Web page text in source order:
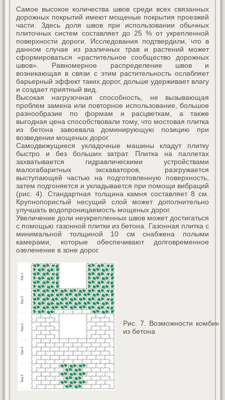
Самое высокое количества швов среди всех связанных
дорожных покрытий имеют мощеные покрытия проезжей
части. Здесь доля швов при использовании обычных
плиточных систем составляет до 25 % от укрепленной
поверхности дороги. Исследования подтвердили, что в
данном случае из различных трав и растений может
сформироваться «растительное сообщество дорожных
швов». Равномерное распределение швов и
возникающая в связи с этим растительность ослабляет
барьерный эффект таких дорог, дольше удерживает влагу
и создает приятный вид.
Высокая нагрузочная способность, не вызывающая
проблем замена или повторное использование, большое
разнообразие по формам и расцветкам, а также
выгодная цена способствовали тому, что мостовая плитка
из бетона завоевала доминирующую позицию при
возведении мощеных дорог.
Самодвижущиеся укладочные машины кладут плитку
быстро и без больших затрат. Плитка на паллетах
захватывается гидравлическими устройствами
малогабаритных экскаваторов, разгружается
выступающей частью на подготовленную поверхность,
затем подгоняется и укладывается при помощи вибраций
(рис. 4). Стандартная толщина камня составляет 8 см.
Крупнопористый несущий слой может дополнительно
улучшать водопроницаемость мощеных дорог.
Увеличение доли неукрепленных швов может достигаться
с помощью газонной плитки из бетона. Газонная плитка с
минимальной толщиной 10 см снабжена полыми
камерами, которые обеспечивают долговременное
озеленение в зоне дорог.
Рис. 7. Возможности
из бетона